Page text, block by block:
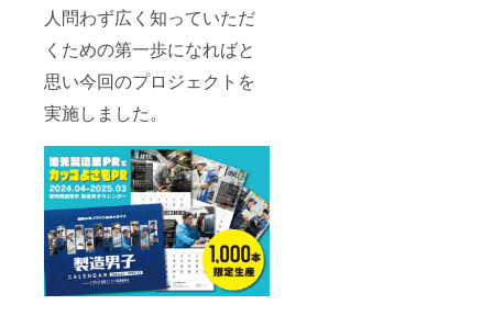
人問わず広く知っていただ
くための第一歩になればと
思い今回のプロジェクトを
実施しました。